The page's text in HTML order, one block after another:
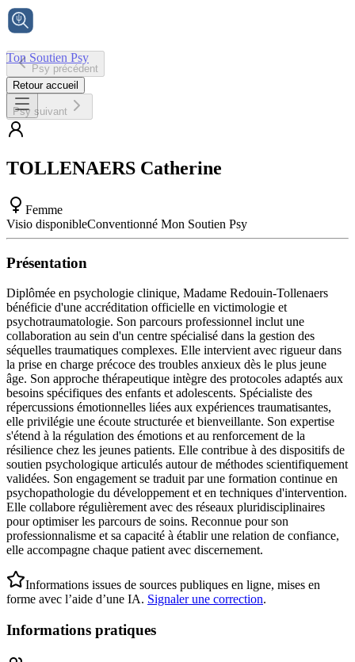
Ton Soutien Psy
Accueil
Psy précédent
Retour accueil
Psy suivant
TOLLENAERS Catherine
Femme
Visio disponibleConventionné Mon Soutien Psy
Présentation
Diplômée en psychologie clinique, Madame Redouin-Tollenaers
bénéficie d'une accréditation officielle en victimologie et
psychotraumatologie. Son parcours professionnel inclut une
collaboration au sein d'un centre spécialisé dans la gestion des
séquelles traumatiques complexes. Elle intervient avec rigueur dans
la prise en charge précoce des troubles anxieux dès le plus jeune
âge. Son approche thérapeutique intègre des protocoles adaptés aux
besoins spécifiques des enfants et adolescents. Spécialiste des
répercussions émotionnelles liées aux expériences traumatisantes,
elle privilégie une écoute structurée et bienveillante. Son expertise
s'étend à la régulation des émotions et au renforcement de la
résilience chez les jeunes patients. Elle contribue à des dispositifs de
soutien psychologique articulés autour de méthodes scientifiquement
validées. Son engagement se traduit par une formation continue en
psychopathologie du développement et en techniques d'intervention.
Elle collabore régulièrement avec des réseaux pluridisciplinaires
pour optimiser les parcours de soins. Reconnue pour son
professionnalisme et sa capacité à établir une relation de confiance,
elle accompagne chaque patient avec discernement.
Informations issues de sources publiques en ligne, mises en
forme avec l’aide d’une IA. Signaler une correction.
Informations pratiques